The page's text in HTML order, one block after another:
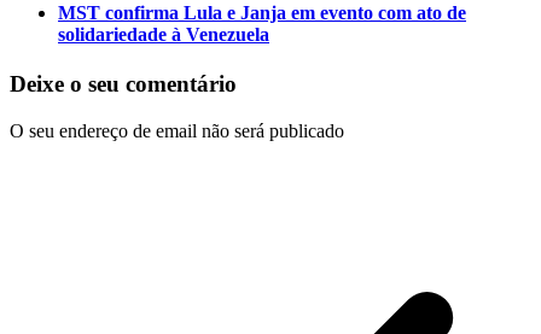
MST confirma Lula e Janja em evento com ato de
solidariedade à Venezuela
Deixe o seu comentário
O seu endereço de email não será publicado